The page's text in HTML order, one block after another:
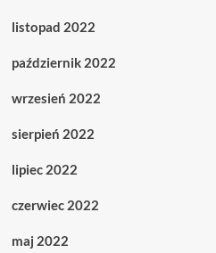
listopad 2022
październik 2022
wrzesień 2022
sierpień 2022
lipiec 2022
czerwiec 2022
maj 2022